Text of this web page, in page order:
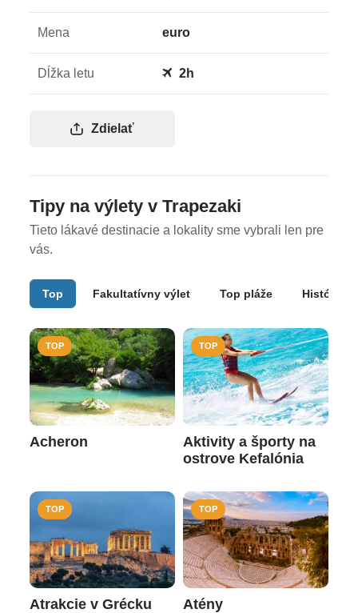
Zdielať
Mena euro
Dĺžka letu 2h
Tipy na výlety v Trapezaki
Tieto lákavé destinacie a lokality sme vybrali len pre
vás.
Top Fakultatívny výlet Top pláže História
TOP
Acheron
TOP
Aktivity a športy na
ostrove Kefalónia
TOP
Atrakcie v Grécku
TOP
Atény